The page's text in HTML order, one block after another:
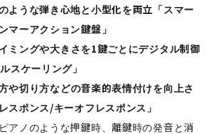
ような弾き心地と小型化を両立「スマー
マーアクション鍵盤」
ミングや大きさを1鍵ごとにデジタル制御
スケーリング」
や切り方などの音楽的表情付けを向上さ
ポンス/キーオフレスポンス」
アノのような押鍵時、離鍵時の発音と消